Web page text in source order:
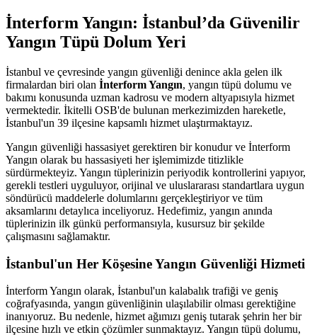
İnterform Yangın: İstanbul’da Güvenilir
Yangın Tüpü Dolum Yeri
İstanbul ve çevresinde yangın güvenliği denince akla gelen ilk
firmalardan biri olan İnterform Yangın, yangın tüpü dolumu ve
bakımı konusunda uzman kadrosu ve modern altyapısıyla hizmet
vermektedir. İkitelli OSB'de bulunan merkezimizden hareketle,
İstanbul'un 39 ilçesine kapsamlı hizmet ulaştırmaktayız.
Yangın güvenliği hassasiyet gerektiren bir konudur ve İnterform
Yangın olarak bu hassasiyeti her işlemimizde titizlikle
sürdürmekteyiz. Yangın tüplerinizin periyodik kontrollerini yapıyor,
gerekli testleri uyguluyor, orijinal ve uluslararası standartlara uygun
söndürücü maddelerle dolumlarını gerçekleştiriyor ve tüm
aksamlarını detaylıca inceliyoruz. Hedefimiz, yangın anında
tüplerinizin ilk günkü performansıyla, kusursuz bir şekilde
çalışmasını sağlamaktır.
İstanbul'un Her Köşesine Yangın Güvenliği Hizmeti
İnterform Yangın olarak, İstanbul'un kalabalık trafiği ve geniş
coğrafyasında, yangın güvenliğinin ulaşılabilir olması gerektiğine
inanıyoruz. Bu nedenle, hizmet ağımızı geniş tutarak şehrin her bir
ilçesine hızlı ve etkin çözümler sunmaktayız. Yangın tüpü dolumu,